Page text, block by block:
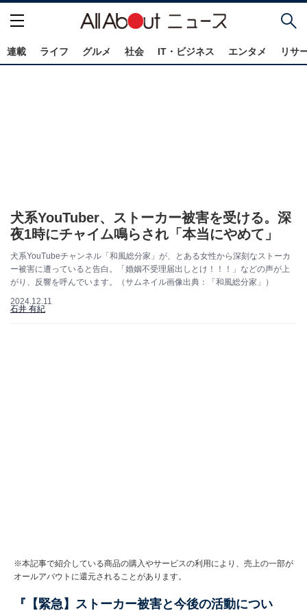
連載 ライフ グルメ 社会 IT・ビジネス エンタメ リサ
犬系YouTuber、ストーカー被害を受ける。深
夜1時にチャイム鳴らされ「本当にやめて」
犬系YouTubeチャンネル「和風総分家」が、とある女性から深刻なストーカ
ー被害に遭っていると告白。「婚姻不受理届出しとけ！！！」などの声が上
がり、反響を呼んでいます。（サムネイル画像出典：「和風総分家」）
2024.12.11
石井 有紀
※本記事で紹介している商品の購入やサービスの利用により、売上の一部が
オールアバウトに還元されることがあります。
『【緊急】ストーカー被害と今後の活動につい